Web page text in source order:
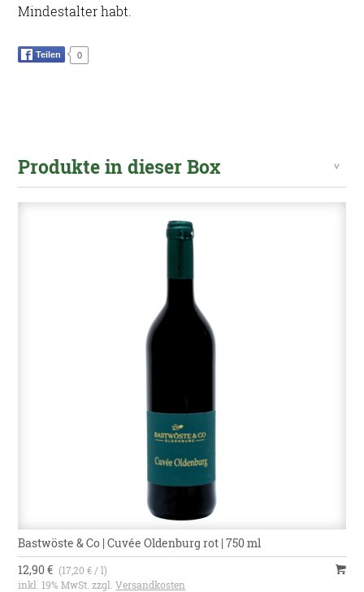
Mindestalter habt.
Teilen 0
Produkte in dieser Box
Bastwöste & Co | Cuvée Oldenburg rot | 750 ml
12,90 € (17,20 € / l)
inkl. 19% MwSt. zzgl.Versandkosten